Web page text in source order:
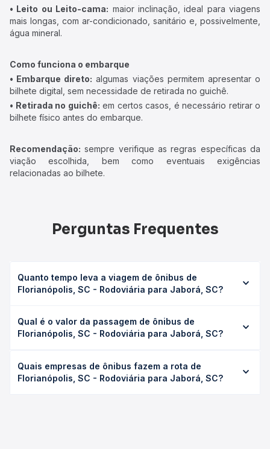
• Leito ou Leito-cama: maior inclinação, ideal para viagens
mais longas, com ar-condicionado, sanitário e, possivelmente,
água mineral.
Como funciona o embarque
• Embarque direto: algumas viações permitem apresentar o
bilhete digital, sem necessidade de retirada no guichê.
• Retirada no guichê: em certos casos, é necessário retirar o
bilhete físico antes do embarque.
Recomendação: sempre verifique as regras específicas da
viação escolhida, bem como eventuais exigências
relacionadas ao bilhete.
Perguntas Frequentes
Quanto tempo leva a viagem de ônibus de
Florianópolis, SC - Rodoviária para Jaborá, SC?
Jaborá, SC leva em média 7h 39min, podendo variar
conforme a viação, o tipo de serviço (convencional,
duração exata de cada opção na data desejada.
Qual é o valor da passagem de ônibus de
Florianópolis, SC - Rodoviária para Jaborá, SC?
Rodoviária para Jaborá, SC custa em média R$ 228,53 e
varia conforme a data da viagem, a empresa, o tipo de
Quais empresas de ônibus fazem a rota de
Florianópolis, SC - Rodoviária para Jaborá, SC?